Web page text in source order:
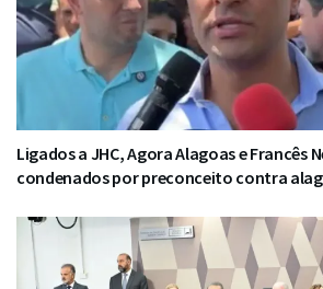
Ligados a JHC, Agora Alagoas e Francês
condenados por preconceito contra